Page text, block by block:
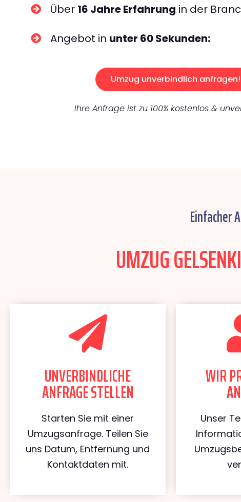
Über 16 Jahre Erfahrung in der
Angebot in unter 60 Sekunden:
Umzug unverbindlich anfragen!
Ihre Anfrage ist zu 100% kostenlos &
Einfacher
UMZUG
UNVERBINDLICHE
ANFRAGE STELLEN
Starten Sie mit einer
Umzugsanfrage. Teilen Sie
uns Datum, Entfernung und
Kontaktdaten mit.
WIR
Unser